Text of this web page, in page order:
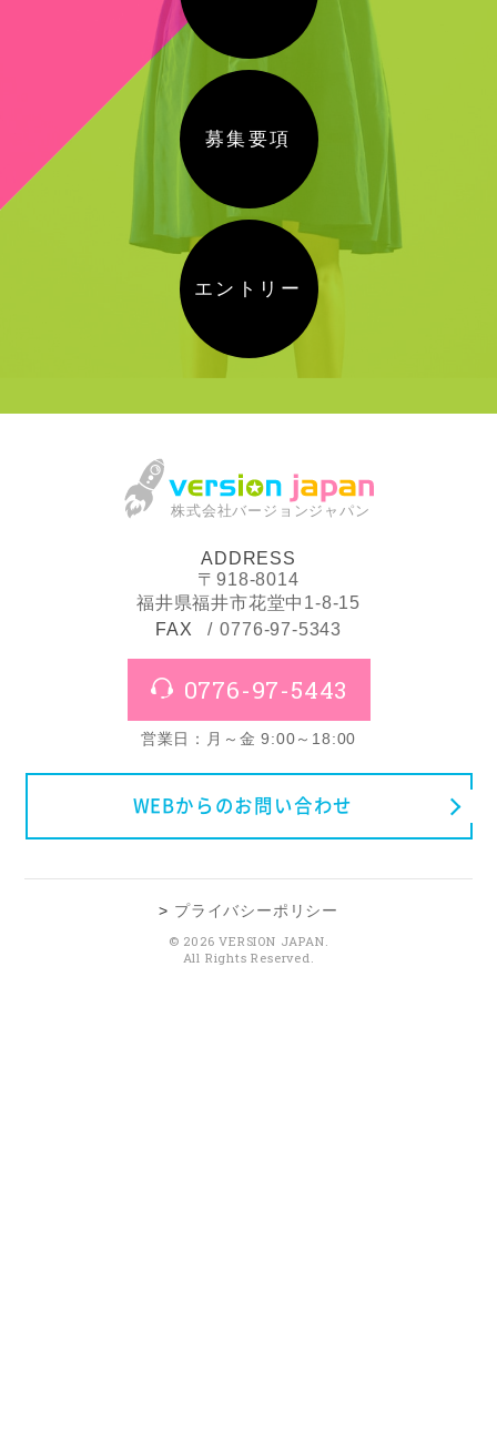
募集要項
エントリー
株式会社バージョンジャパン
ADDRESS
〒918-8014
福井県福井市花堂中1-8-15
FAX
0776-97-5343
0776-97-5443
営業日：月～金 9:00～18:00
WEBからのお問い合わせ
プライバシーポリシー
© 2026 VERSION JAPAN.
All Rights Reserved.